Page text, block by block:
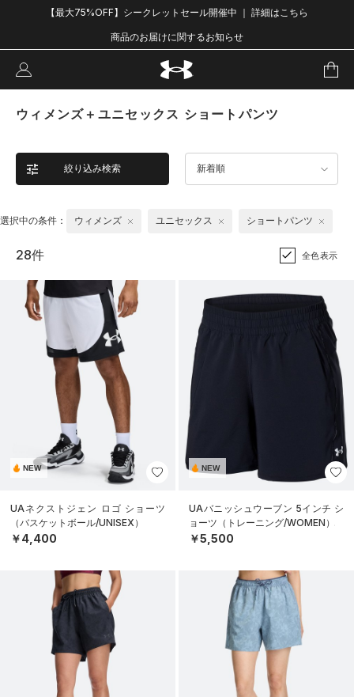
【最大75%OFF】シークレットセール開催中 ｜ 詳細はこちら
商品のお届けに関するお知らせ
ウィメンズ＋ユニセックス ショートパンツ
絞り込み検索 新着順
選択中の条件： ウィメンズ ユニセックス ショートパンツ
28件 全色表示
NEW
UAネクストジェン ロゴ ショーツ
（バスケットボール/UNISEX）
￥4,400
NEW
UAバニッシュウーブン 5インチ シ
ョーツ（トレーニング/WOMEN）
￥5,500